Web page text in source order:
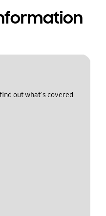
out what's covered